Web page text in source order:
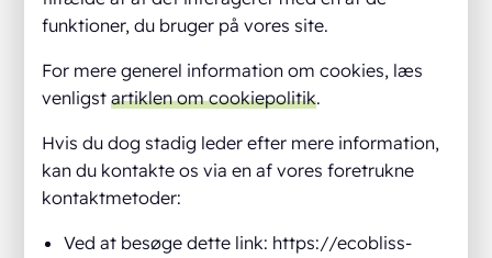
funktioner, du bruger på vores site.
For mere generel information om cookies, læs
venligstartiklen om cookiepolitik.
Hvis du dog stadig leder efter mere information,
kan du kontakte os via en af vores foretrukne
kontaktmetoder:
Ved at besøge dette link: https://ecobliss-